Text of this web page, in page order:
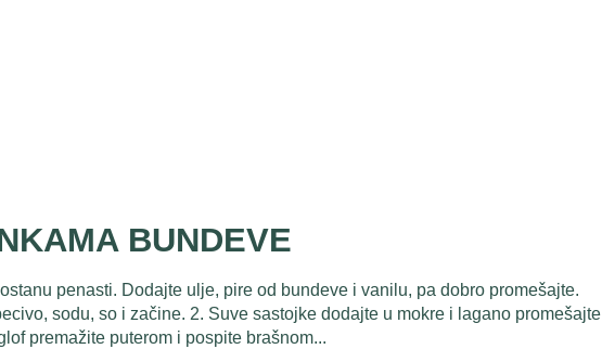
BUNDEVE
penasti. Dodajte ulje, pire od bundeve i vanilu, pa dobro promešajte.
sodu, so i začine. 2. Suve sastojke dodajte u mokre i lagano promešajte
premažite puterom i pospite brašnom...